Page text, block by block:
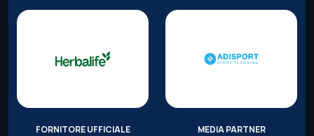
FORNITORE UFFICIALE MEDIA PARTNER